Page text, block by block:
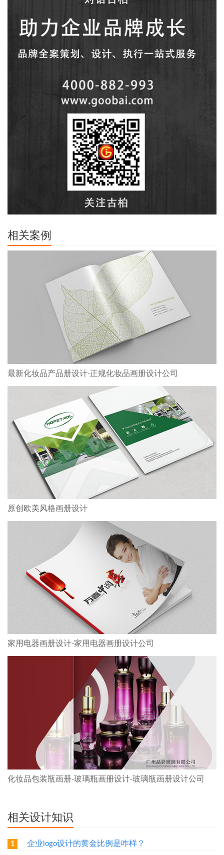
相关案例
最新化妆品产品册设计-正规化妆品画册设计公司
原创欧美风格画册设计
家用电器画册设计-家用电器画册设计公司
化妆品包装瓶画册-玻璃瓶画册设计-玻璃瓶画册设计公司
相关设计知识
1 企业logo设计的黄金比例是咋样？